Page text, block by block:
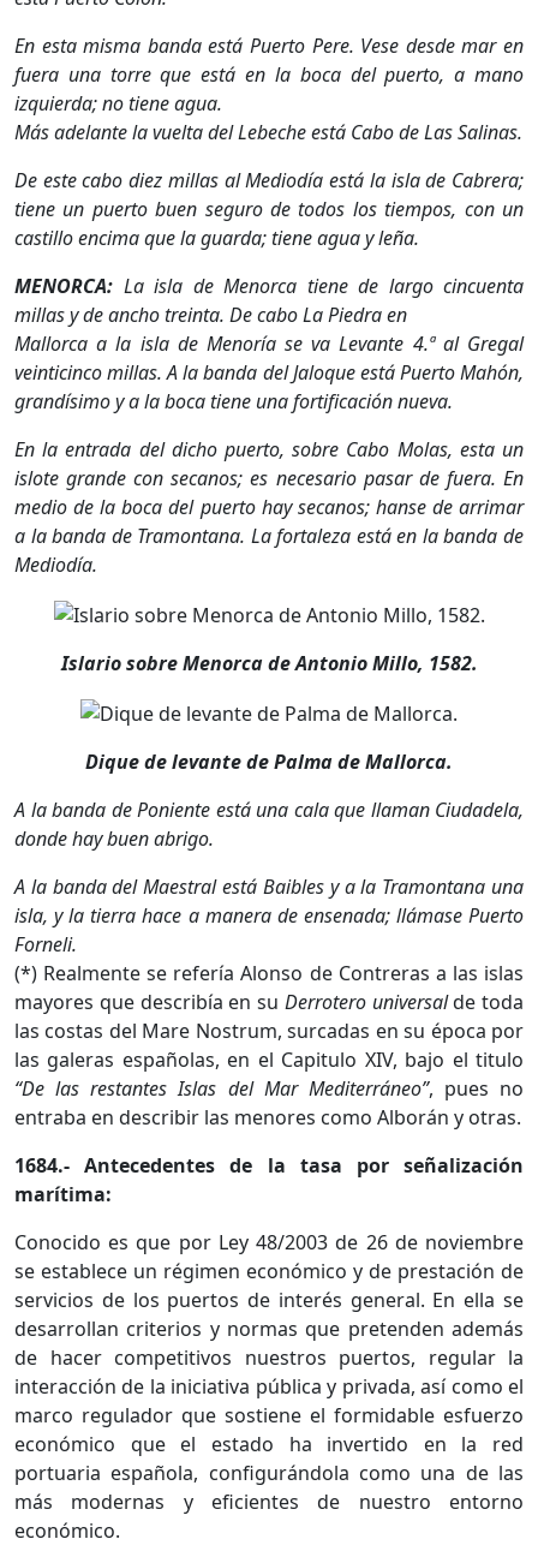
En esta misma banda está Puerto Pere. Vese desde mar en
fuera una torre que está en la boca del puerto, a mano
izquierda; no tiene agua.
Más adelante la vuelta del Lebeche está Cabo de Las Salinas.
De este cabo diez millas al Mediodía está la isla de Cabrera;
tiene un puerto buen seguro de todos los tiempos, con un
castillo encima que la guarda; tiene agua y leña.
MENORCA: La isla de Menorca tiene de largo cincuenta
millas y de ancho treinta. De cabo La Piedra en
Mallorca a la isla de Menoría se va Levante 4.ª al Gregal
veinticinco millas. A la banda del Jaloque está Puerto Mahón,
grandísimo y a la boca tiene una fortificación nueva.
En la entrada del dicho puerto, sobre Cabo Molas, esta un
islote grande con secanos; es necesario pasar de fuera. En
medio de la boca del puerto hay secanos; hanse de arrimar
a la banda de Tramontana. La fortaleza está en la banda de
Mediodía.
Islario sobre Menorca de Antonio Millo, 1582.
Dique de levante de Palma de Mallorca.
A la banda de Poniente está una cala que llaman Ciudadela,
donde hay buen abrigo.
A la banda del Maestral está Baibles y a la Tramontana una
isla, y la tierra hace a manera de ensenada; llámase Puerto
Forneli.
(*) Realmente se refería Alonso de Contreras a las islas
mayores que describía en su Derrotero universalde toda
las costas del Mare Nostrum, surcadas en su época por
las galeras españolas, en el Capitulo XIV, bajo el titulo
“De las restantes Islas del Mar Mediterráneo”, pues no
entraba en describir las menores como Alborán y otras.
1684.- Antecedentes de la tasa por señalización
marítima:
Conocido es que por Ley 48/2003 de 26 de noviembre
se establece un régimen económico y de prestación de
servicios de los puertos de interés general. En ella se
desarrollan criterios y normas que pretenden además
de hacer competitivos nuestros puertos, regular la
interacción de la iniciativa pública y privada, así como el
marco regulador que sostiene el formidable esfuerzo
económico que el estado ha invertido en la red
portuaria española, configurándola como una de las
más modernas y eficientes de nuestro entorno
económico.